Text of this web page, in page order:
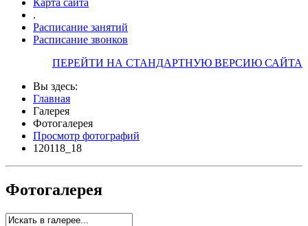
.
Расписание занятий
Расписание звонков
ПЕРЕЙТИ НА СТАНДАРТНУЮ ВЕРСИЮ САЙТА
Вы здесь:
Главная
Галерея
Фотогалерея
Просмотр фотографий
120118_18
Фотогалерея